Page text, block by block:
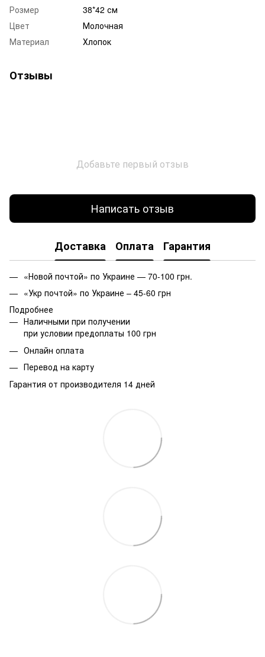
Розмер
38*42 см
Цвет
Молочная
Материал
Хлопок
Отзывы
Добавьте первый отзыв
Написать отзыв
Доставка Оплата Гарантия
«Новой почтой» по Украине — 70-100 грн.
«Укр почтой» по Украине – 45-60 грн
Подробнее
Наличными при получении
при условии предоплаты 100 грн
Онлайн оплата
Перевод на карту
Гарантия от производителя 14 дней